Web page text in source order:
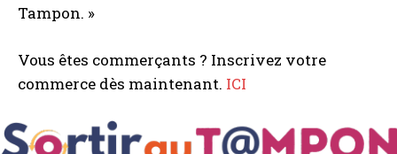
Tampon. »
Vous êtes commerçants ? Inscrivez votre
commerce dès maintenant. ICI